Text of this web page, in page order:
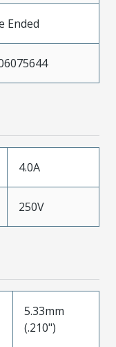
Ended
4.0A
250V
5.33mm
(.210")